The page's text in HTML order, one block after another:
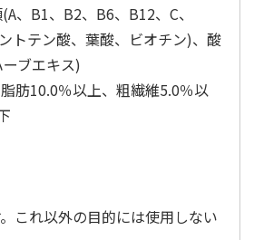
(送料別・税込) (送料別・税込)
、B1、B2、B6、B12、C、
トテン酸、葉酸、ビオチン)、酸
ブエキス)
肪10.0％以上、粗繊維5.0％以
これ以外の目的には使用しない